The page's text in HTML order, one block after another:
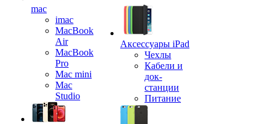
mac
imac
MacBook
Air
MacBook
Pro
Mac mini
Mac
Studio
Аксессуары iPad
Чехлы
Кабели и
док-
станции
Питание